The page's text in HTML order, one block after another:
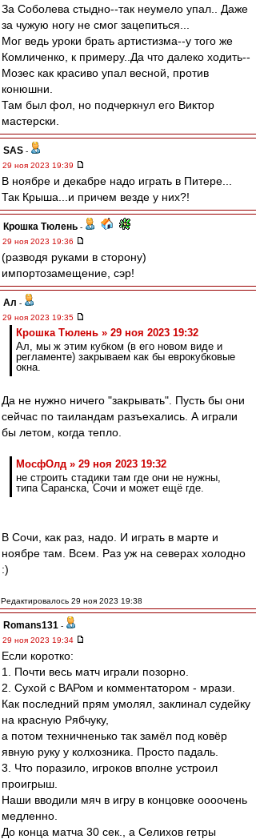
За Соболева стыдно--так неумело упал.. Даже
за чужую ногу не смог зацепиться...
Мог ведь уроки брать артистизма--у того же
Комличенко, к примеру..Да что далеко ходить--
Мозес как красиво упал весной, против
конюшни.
Там был фол, но подчеркнул его Виктор
мастерски.
SAS -
29 ноя 2023 19:39
В ноябре и декабре надо играть в Питере...
Так Крыша...и причем везде у них?!
Крошка Тюлень -
29 ноя 2023 19:36
(разводя руками в сторону)
импортозамещение, сэр!
Ал -
29 ноя 2023 19:35
Крошка Тюлень » 29 ноя 2023 19:32
Ал, мы ж этим кубком (в его новом виде и
регламенте) закрываем как бы еврокубковые
окна.
Да не нужно ничего "закрывать". Пусть бы они
сейчас по таиландам разъехались. А играли
бы летом, когда тепло.
МосфОлд » 29 ноя 2023 19:32
не строить стадики там где они не нужны,
типа Саранска, Сочи и может ещё где.
В Сочи, как раз, надо. И играть в марте и
ноябре там. Всем. Раз уж на северах холодно
:)
Редактировалось 29 ноя 2023 19:38
Romans131 -
29 ноя 2023 19:34
Если коротко:
1. Почти весь матч играли позорно.
2. Сухой с ВАРом и комментатором - мрази.
Как последний прям умолял, заклинал судейку
на красную Рябчуку,
а потом техничненько так замёл под ковёр
явную руку у колхозника. Просто падаль.
3. Что поразило, игроков вполне устроил
проигрыш.
Наши вводили мяч в игру в концовке оооочень
медленно.
До конца матча 30 сек., а Селихов гетры